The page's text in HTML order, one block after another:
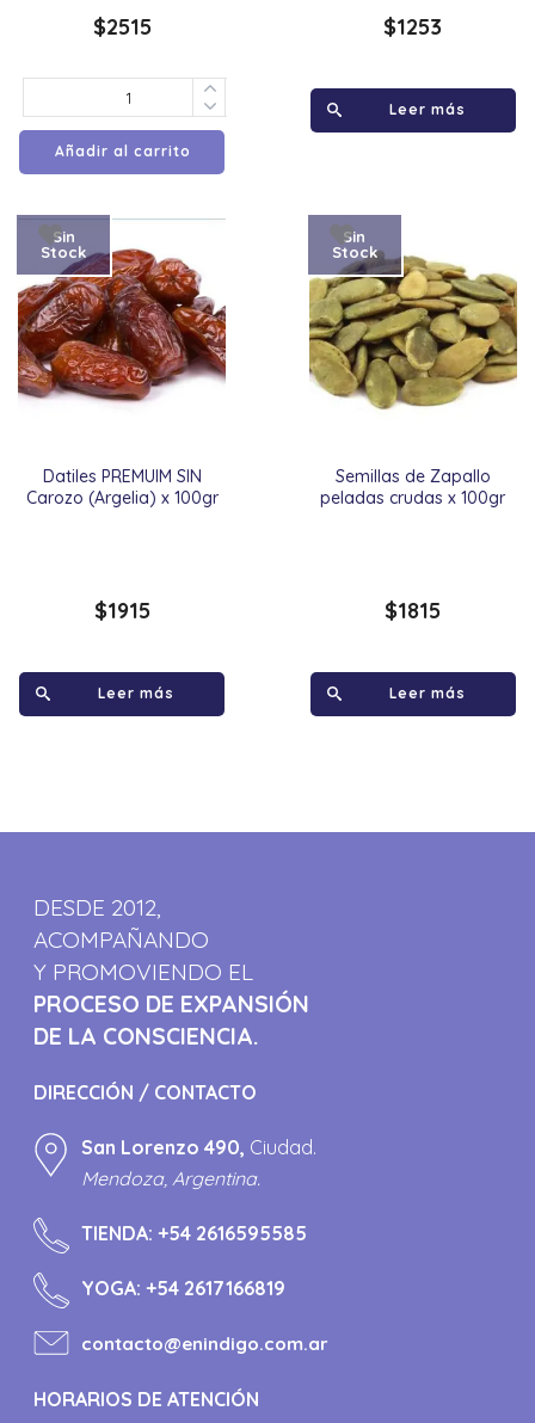
$2515
Añadir al carrito
$1253
Leer más
Datiles PREMUIM SIN
Carozo (Argelia) x 100gr
Sin
Stock
$1915
Leer más
Semillas de Zapallo
peladas crudas x 100gr
Sin
Stock
$1815
Leer más
DESDE 2012,
ACOMPAÑANDO
Y PROMOVIENDO EL
PROCESO DE EXPANSIÓN
DE LA CONSCIENCIA.
DIRECCIÓN / CONTACTO
San Lorenzo 490, Ciudad.
Mendoza, Argentina.
TIENDA:+54 2616595585
YOGA:+54 2617166819
contacto@enindigo.com.ar
HORARIOS DE ATENCIÓN